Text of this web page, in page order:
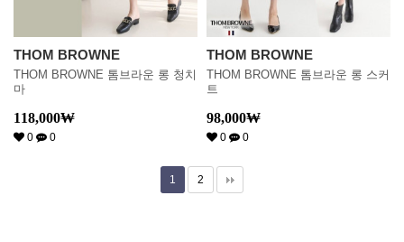
THOM BROWNE
THOM BROWNE 톰브라운 롱 청치
마
118,000₩
0 0
THOM BROWNE
THOM BROWNE 톰브라운 롱 스커
트
98,000₩
0 0
1 2